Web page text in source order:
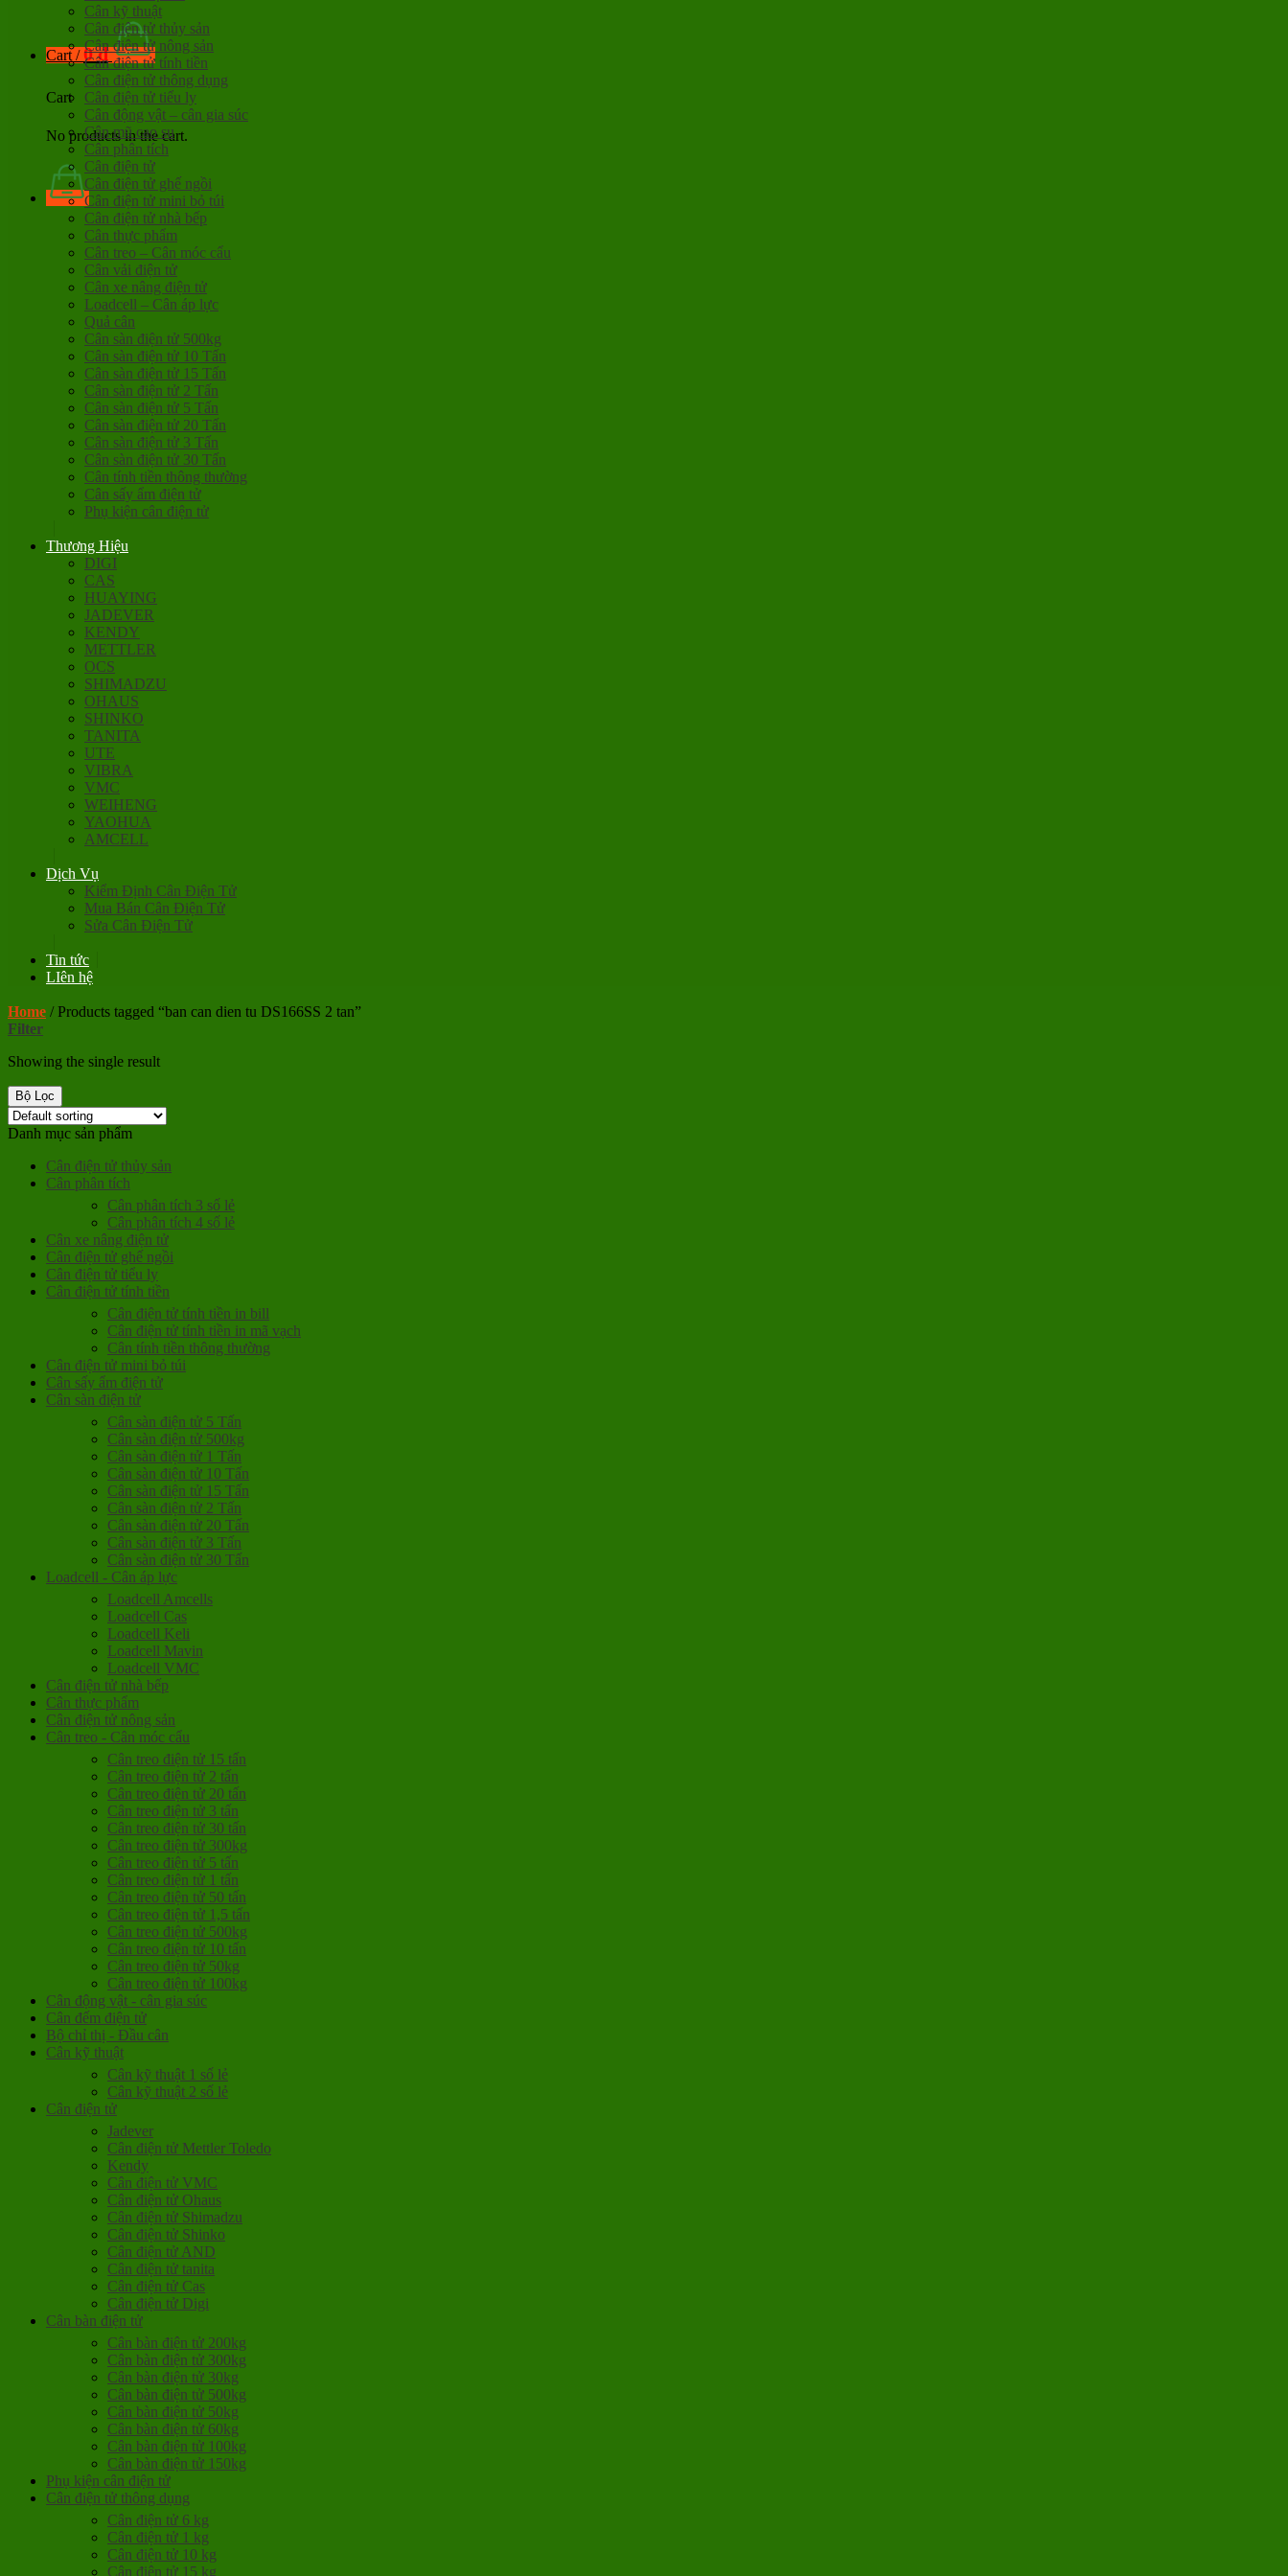
Cart /0đ
Cart
No products in the cart.
Cân kỹ thuật
Cân điện tử thủy sản
Cân điện tử nông sản
Cân điện tử tính tiền
Cân điện tử thông dụng
Cân điện tử tiểu ly
Cân động vật – cân gia súc
Cân mũ cao su
Cân phân tích
Cân điện tử
Cân điện tử ghế ngồi
Cân điện tử mini bỏ túi
Cân điện tử nhà bếp
Cân thực phẩm
Cân treo – Cân móc cẩu
Cân vải điện tử
Cân xe nâng điện tử
Loadcell – Cân áp lực
Quả cân
Cân sàn điện tử 500kg
Cân sàn điện tử 10 Tấn
Cân sàn điện tử 15 Tấn
Cân sàn điện tử 2 Tấn
Cân sàn điện tử 5 Tấn
Cân sàn điện tử 20 Tấn
Cân sàn điện tử 3 Tấn
Cân sàn điện tử 30 Tấn
Cân tính tiền thông thường
Cân sấy ẩm điện tử
Phụ kiện cân điện tử
Thương Hiệu
DIGI
CAS
HUAYING
JADEVER
KENDY
METTLER
OCS
SHIMADZU
OHAUS
SHINKO
TANITA
UTE
VIBRA
VMC
WEIHENG
YAOHUA
AMCELL
Dịch Vụ
Kiểm Định Cân Điện Tử
Mua Bán Cân Điện Tử
Sửa Cân Điện Tử
Tin tức
LIên hệ
Home /Products tagged “ban can dien tu DS166SS 2 tan”
Filter
Showing the single result
Bộ Lọc
Danh mục sản phẩm
Cân điện tử thủy sản
Cân phân tích
Cân phân tích 3 số lẻ
Cân phân tích 4 số lẻ
Cân xe nâng điện tử
Cân điện tử ghế ngồi
Cân điện tử tiểu ly
Cân điện tử tính tiền
Cân điện tử tính tiền in bill
Cân điện tử tính tiền in mã vạch
Cân tính tiền thông thường
Cân điện tử mini bỏ túi
Cân sấy ẩm điện tử
Cân sàn điện tử
Cân sàn điện tử 5 Tấn
Cân sàn điện tử 500kg
Cân sàn điện tử 1 Tấn
Cân sàn điện tử 10 Tấn
Cân sàn điện tử 15 Tấn
Cân sàn điện tử 2 Tấn
Cân sàn điện tử 20 Tấn
Cân sàn điện tử 3 Tấn
Cân sàn điện tử 30 Tấn
Loadcell - Cân áp lực
Loadcell Amcells
Loadcell Cas
Loadcell Keli
Loadcell Mavin
Loadcell VMC
Cân điện tử nhà bếp
Cân thực phẩm
Cân điện tử nông sản
Cân treo - Cân móc cẩu
Cân treo điện tử 15 tấn
Cân treo điện tử 2 tấn
Cân treo điện tử 20 tấn
Cân treo điện tử 3 tấn
Cân treo điện tử 30 tấn
Cân treo điện tử 300kg
Cân treo điện tử 5 tấn
Cân treo điện tử 1 tấn
Cân treo điện tử 50 tấn
Cân treo điện tử 1,5 tấn
Cân treo điện tử 500kg
Cân treo điện tử 10 tấn
Cân treo điện tử 50kg
Cân treo điện tử 100kg
Cân động vật - cân gia súc
Cân đếm điện tử
Bộ chỉ thị - Đầu cân
Cân kỹ thuật
Cân kỹ thuật 1 số lẻ
Cân kỹ thuật 2 số lẻ
Cân điện tử
Jadever
Cân điện tử Mettler Toledo
Kendy
Cân điện tử VMC
Cân điện tử Ohaus
Cân điện tử Shimadzu
Cân điện tử Shinko
Cân điện tử AND
Cân điện tử tanita
Cân điện tử Cas
Cân điện tử Digi
Cân bàn điện tử
Cân bàn điện tử 200kg
Cân bàn điện tử 300kg
Cân bàn điện tử 30kg
Cân bàn điện tử 500kg
Cân bàn điện tử 50kg
Cân bàn điện tử 60kg
Cân bàn điện tử 100kg
Cân bàn điện tử 150kg
Phụ kiện cân điện tử
Cân điện tử thông dụng
Cân điện tử 6 kg
Cân điện tử 1 kg
Cân điện tử 10 kg
Cân điện tử 15 kg